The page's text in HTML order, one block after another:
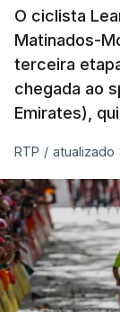
O ciclista
Matinados-
terceira
chegada ao
Emirates),
RTP / atualizado